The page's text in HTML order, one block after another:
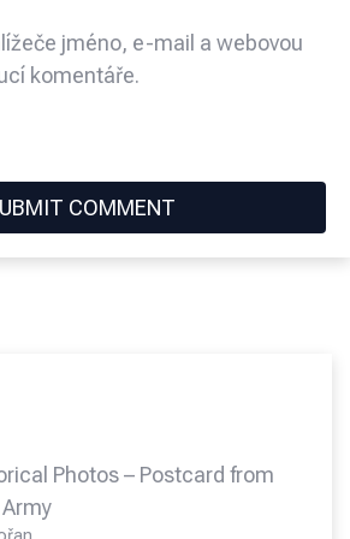
jméno, e-mail a webovou
komentáře.
Photos – Postcard from